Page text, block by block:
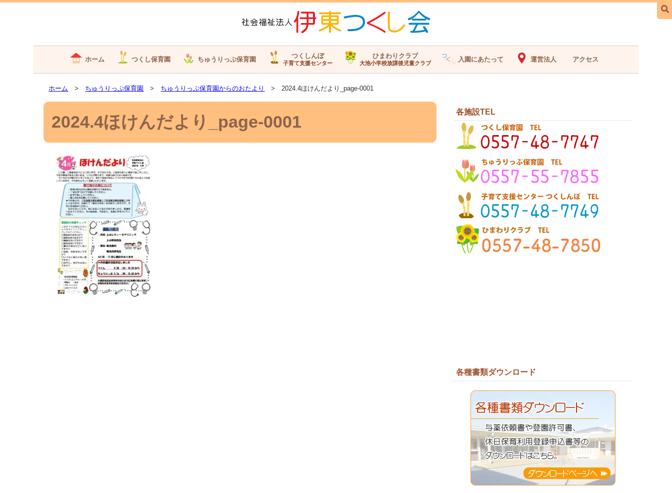
ホーム つくし保育園 ちゅうりっぷ保育園 つくしんぼ
子育て支援センター
ひまわりクラブ
大池小学校放課後児童クラブ 入園にあたって 運営法人 アクセス
ホーム > ちゅうりっぷ保育園 > ちゅうりっぷ保育園からのおたより > 2024.4ほけんだより_page-0001
2024.4ほけんだより_page-0001
各施設TEL
各種書類ダウンロード